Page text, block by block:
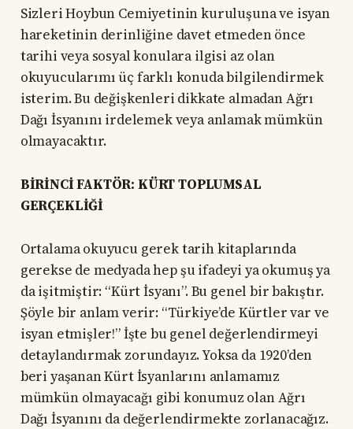
Sizleri Hoybun Cemiyetinin kuruluşuna ve isyan
hareketinin derinliğine davet etmeden önce
tarihi veya sosyal konulara ilgisi az olan
okuyucularımı üç farklı konuda bilgilendirmek
isterim. Bu değişkenleri dikkate almadan Ağrı
Dağı İsyanını irdelemek veya anlamak mümkün
olmayacaktır.
BİRİNCİ FAKTÖR: KÜRT TOPLUMSAL
GERÇEKLİĞİ
Ortalama okuyucu gerek tarih kitaplarında
gerekse de medyada hep şu ifadeyi ya okumuş ya
da işitmiştir: “Kürt İsyanı”. Bu genel bir bakıştır.
Şöyle bir anlam verir: “Türkiye’de Kürtler var ve
isyan etmişler!” İşte bu genel değerlendirmeyi
detaylandırmak zorundayız. Yoksa da 1920’den
beri yaşanan Kürt İsyanlarını anlamamız
mümkün olmayacağı gibi konumuz olan Ağrı
Dağı İsyanını da değerlendirmekte zorlanacağız.